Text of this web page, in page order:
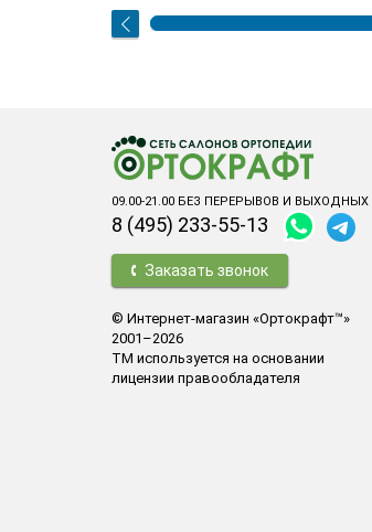
09.00-21.00 БЕЗ ПЕРЕРЫВОВ И ВЫХОДНЫХ
8 (495) 233-55-13
Заказать звонок
© Интернет-магазин «Ортокрафт™»
2001–2026
ТМ используется на основании
лицензии правообладателя